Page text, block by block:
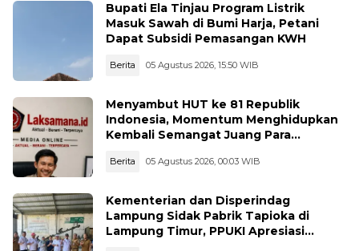
Bupati Ela Tinjau Program Listrik
Masuk Sawah di Bumi Harja, Petani
Dapat Subsidi Pemasangan KWH
Berita 05 Agustus 2026, 15:50 WIB
Menyambut HUT ke 81 Republik
Indonesia, Momentum Menghidupkan
Kembali Semangat Juang Para
Berita 05 Agustus 2026, 00:03 WIB
Kementerian dan Disperindag
Lampung Sidak Pabrik Tapioka di
Lampung Timur, PPUKI Apresiasi